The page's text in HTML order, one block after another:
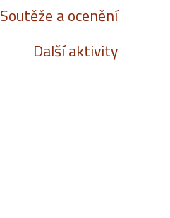
Soutěže a ocenění
Další aktivity